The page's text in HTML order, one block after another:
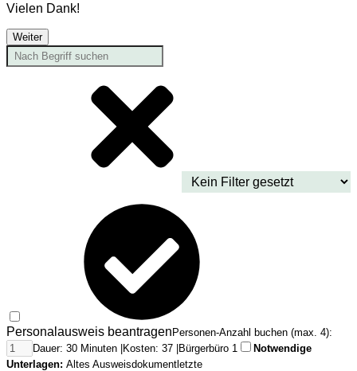
Vielen Dank!
Weiter
Personalausweis beantragenPersonen-Anzahl buchen (max. 4):
Dauer: 30 Minuten |Kosten: 37 |Bürgerbüro 1
Notwendige
Unterlagen: Altes Ausweisdokumentletzte